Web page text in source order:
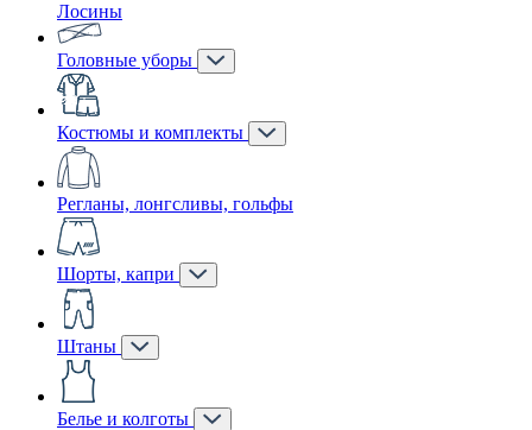
Лосины
Головные уборы
Костюмы и комплекты
Регланы, лонгсливы, гольфы
Шорты, капри
Штаны
Белье и колготы